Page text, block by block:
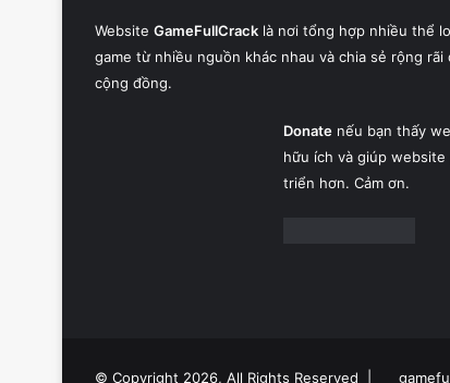
Website GameFullCrack là nơi tổng hợp nhiều thể
game từ nhiều nguồn khác nhau và chia sẻ rộng rãi
cộng đồng.
Donatenếu bạn thấy
hữu ích và giúp website
triển hơn. Cảm ơn.
© Copyright 2026, All Rights Reserved |